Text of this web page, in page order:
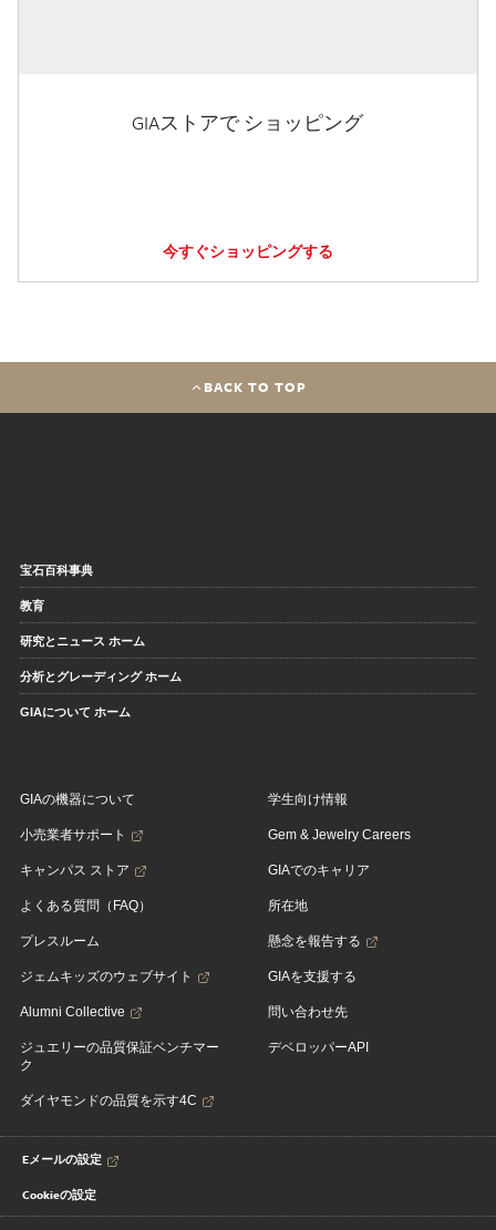
GIAストアで ショッピング
今すぐショッピングする
BACK TO TOP
宝石百科事典
教育
研究とニュース ホーム
分析とグレーディング ホーム
GIAについて ホーム
GIAの機器について
小売業者サポート
キャンパス ストア
よくある質問（FAQ）
プレスルーム
ジェムキッズのウェブサイト
Alumni Collective
ジュエリーの品質保証ベンチマー
ク
ダイヤモンドの品質を示す4C
学生向け情報
Gem & Jewelry Careers
GIAでのキャリア
所在地
懸念を報告する
GIAを支援する
問い合わせ先
デベロッパーAPI
Eメールの設定
Cookieの設定